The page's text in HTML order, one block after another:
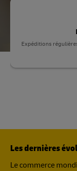
Expéditions
Les dernières
Le commerce